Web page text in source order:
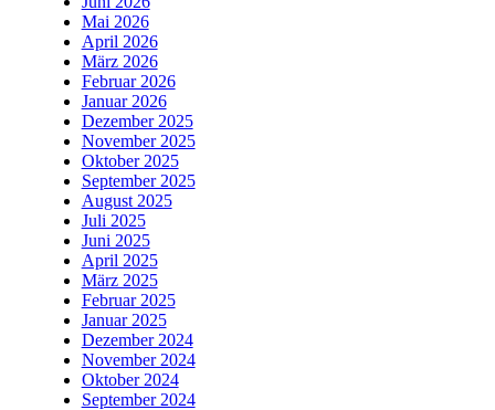
Mai 2026
April 2026
März 2026
Februar 2026
Januar 2026
Dezember 2025
November 2025
Oktober 2025
September 2025
August 2025
Juli 2025
Juni 2025
April 2025
März 2025
Februar 2025
Januar 2025
Dezember 2024
November 2024
Oktober 2024
September 2024